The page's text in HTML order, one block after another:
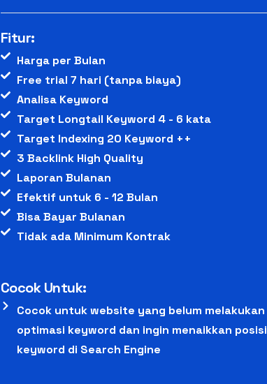
Fitur:
Harga per Bulan
Free trial 7 hari (tanpa biaya)
Analisa Keyword
Target Longtail Keyword 4 - 6 kata
Target Indexing 20 Keyword ++
3 Backlink High Quality
Laporan Bulanan
Efektif untuk 6 - 12 Bulan
Bisa Bayar Bulanan
Tidak ada Minimum Kontrak
Cocok Untuk:
Cocok untuk website yang belum melakukan
optimasi keyword dan ingin menaikkan posisi
keyword di Search Engine